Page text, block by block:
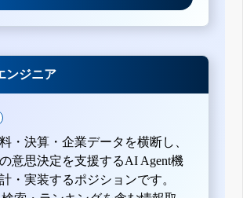
第2四半期(平成23年7月1日-平成23年9月30日)
-第31期(平成22年4月1日-平成23年3月31日)
-第30期(平成21年4月1日-平成22年3月31日)
期第3四半期(平成22年10月1日-平成22年12月31
30期(平成21年4月1日-平成22年3月31日)
-第29期(平成20年4月1日-平成21年3月31日)
29期(平成20年4月1日-平成21年3月31日)
ンジニア
・決算・企業データを横断し、
意思決定を支援するAI Agent機
・実装するポジションです。